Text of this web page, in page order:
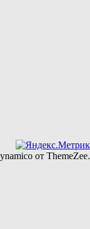
от ThemeZee.